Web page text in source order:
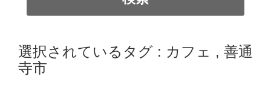
選択されているタグ : カフェ , 善通
寺市